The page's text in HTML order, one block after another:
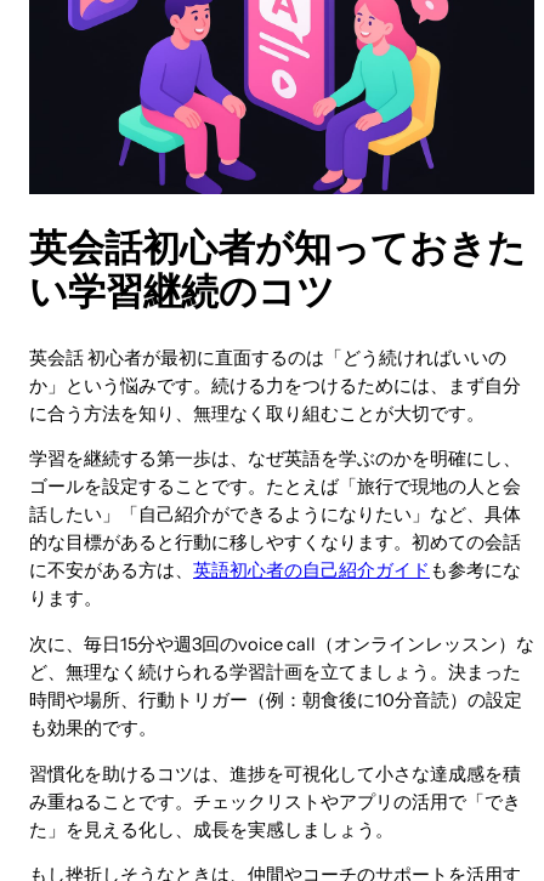
英会話初心者が知っておきた
い学習継続のコツ
英会話 初心者が最初に直面するのは「どう続ければいいの
か」という悩みです。続ける力をつけるためには、まず自分
に合う方法を知り、無理なく取り組むことが大切です。
学習を継続する第一歩は、なぜ英語を学ぶのかを明確にし、
ゴールを設定することです。たとえば「旅行で現地の人と会
話したい」「自己紹介ができるようになりたい」など、具体
的な目標があると行動に移しやすくなります。初めての会話
に不安がある方は、 英語初心者の自己紹介ガイド も参考にな
ります。
次に、毎日15分や週3回のvoice call（オンラインレッスン）な
ど、無理なく続けられる学習計画を立てましょう。決まった
時間や場所、行動トリガー（例：朝食後に10分音読）の設定
も効果的です。
習慣化を助けるコツは、進捗を可視化して小さな達成感を積
み重ねることです。チェックリストやアプリの活用で「でき
た」を見える化し、成長を実感しましょう。
もし挫折しそうなときは、仲間やコーチのサポートを活用す